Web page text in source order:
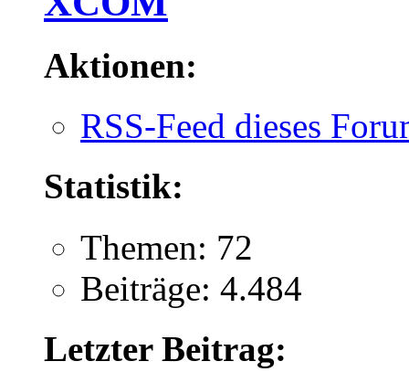
Aktionen:
RSS-Feed dieses
Statistik:
Themen: 72
Beiträge: 4.484
Letzter Beitrag: